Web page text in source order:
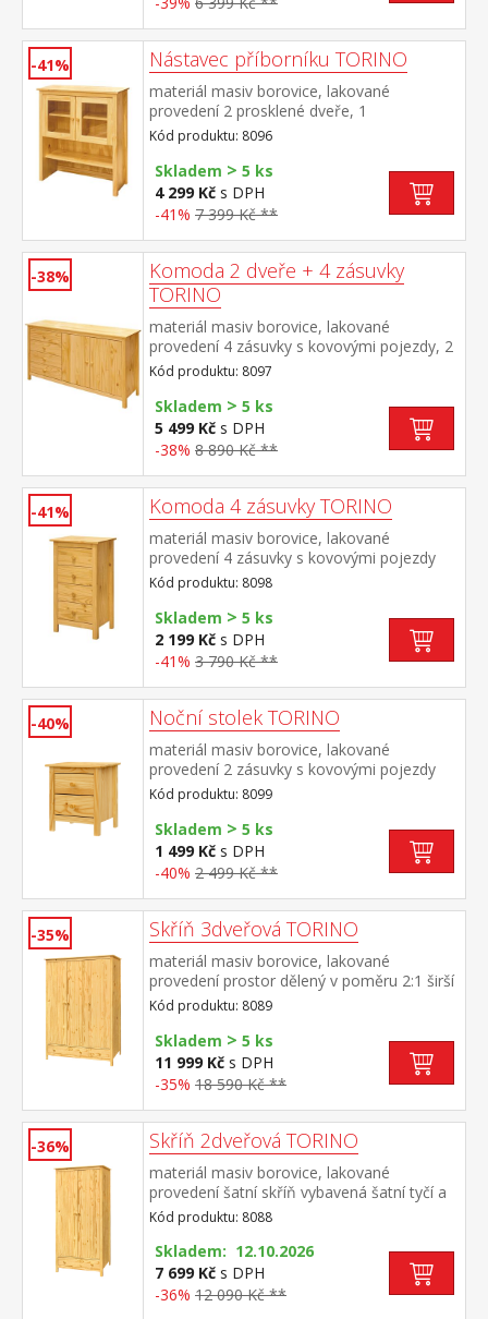
-41% Nástavec příborníku TORINO
materiál masiv borovice, lakované
provedení 2 prosklené dveře, 1
police nástavec příborníku 8095
Kód produktu: 8096
Skladem > 5 ks
4 299 Kč s DPH
-41% 7 399 Kč **
-38%
Komoda 2 dveře + 4 zásuvky
TORINO
materiál masiv borovice, lakované
provedení 4 zásuvky s kovovými pojezdy, 2
plné dveře, 1 police
Kód produktu: 8097
Skladem > 5 ks
5 499 Kč s DPH
-38% 8 890 Kč **
-41% Komoda 4 zásuvky TORINO
materiál masiv borovice, lakované
provedení 4 zásuvky s kovovými pojezdy
Kód produktu: 8098
Skladem > 5 ks
2 199 Kč s DPH
-41% 3 790 Kč **
-40% Noční stolek TORINO
materiál masiv borovice, lakované
provedení 2 zásuvky s kovovými pojezdy
Kód produktu: 8099
Skladem > 5 ks
1 499 Kč s DPH
-40% 2 499 Kč **
-35% Skříň 3dveřová TORINO
materiál masiv borovice, lakované
provedení prostor dělený v poměru 2:1 širší
část šatní tyč a police, užší část 3 police ve
spodní části 2 zásuvky s kovovými
pojezdy doporučený nástavec 8189
Kód produktu: 8089
Skladem > 5 ks
11 999 Kč s DPH
-35% 18 590 Kč **
-36% Skříň 2dveřová TORINO
materiál masiv borovice, lakované
provedení šatní skříň vybavená šatní tyčí a
policí ve spodní části zásuvka s kovovými
pojezdy doporučený nástavec 8188
Kód produktu: 8088
Skladem: 12.10.2026
7 699 Kč s DPH
-36% 12 090 Kč **